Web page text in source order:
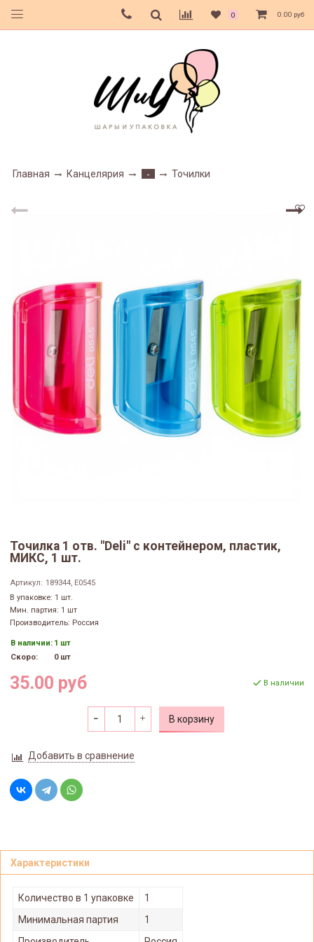
0 0.00 руб
Главная Канцелярия - Точилки
Точилка 1 отв. "Deli" с контейнером, пластик,
МИКС, 1 шт.
Артикул: 189344, E0545
В упаковке: 1 шт.
Мин. партия: 1 шт
Производитель: Россия
В наличии: 1 шт
Скоро:
0 шт
35.00 руб В наличии
В корзину
Добавить в сравнение
Характеристики
Количество в 1 упаковке
1
Минимальная партия
1